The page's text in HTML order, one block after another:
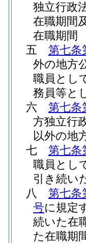
独立行政
在職期間
在職期間
五
第七条
外の地方
職員とし
務員等と
六
第七条
方独立行
以外の地
七
第七条
職員とし
引き続い
八
第七条
号に規定
続いた在
た在職期